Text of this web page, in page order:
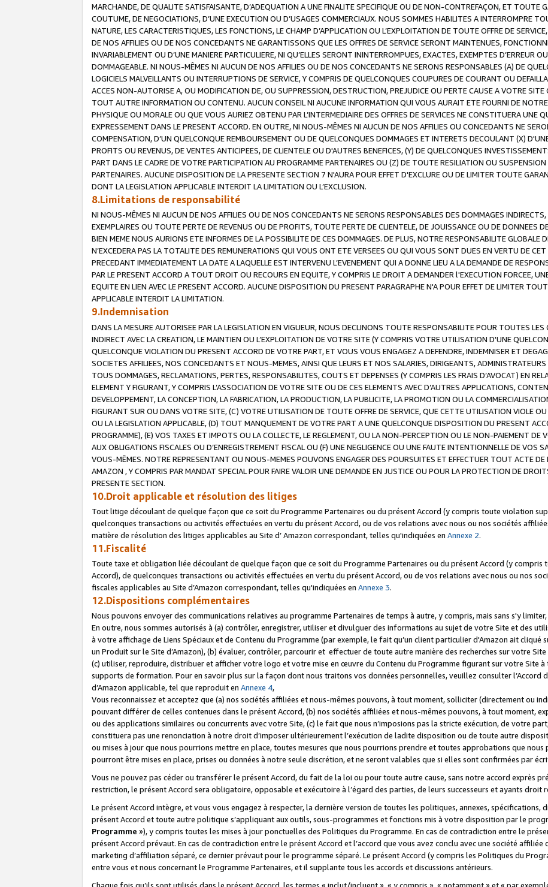
MARCHANDE, DE QUALITE SATISFAISANTE, D’ADEQUATION A UNE FINALITE SPECIFIQUE OU DE NON-CONTREFAÇON, ET TOUTE
COUTUME, DE NEGOCIATIONS, D’UNE EXECUTION OU D’USAGES COMMERCIAUX. NOUS SOMMES HABILITES A INTERROMPRE
NATURE, LES CARACTERISTIQUES, LES FONCTIONS, LE CHAMP D’APPLICATION OU L’EXPLOITATION DE TOUTE OFFRE DE
DE NOS AFFILIES OU DE NOS CONCEDANTS NE GARANTISSONS QUE LES OFFRES DE SERVICE SERONT MAINTENUES,
INVARIABLEMENT OU D’UNE MANIERE PARTICULIERE, NI QU’ELLES SERONT ININTERROMPUES, EXACTES, EXEMPTES D’ERREUR
DOMMAGEABLE. NI NOUS-MÊMES NI AUCUN DE NOS AFFILIES OU DE NOS CONCEDANTS NE SERONS RESPONSABLES (A) DE
LOGICIELS MALVEILLANTS OU INTERRUPTIONS DE SERVICE, Y COMPRIS DE QUELCONQUES COUPURES DE COURANT OU
ACCES NON-AUTORISE A, OU MODIFICATION DE, OU SUPPRESSION, DESTRUCTION, PREJUDICE OU PERTE CAUSE A VOTRE
TOUT AUTRE INFORMATION OU CONTENU. AUCUN CONSEIL NI AUCUNE INFORMATION QUI VOUS AURAIT ETE FOURNI DE
PHYSIQUE OU MORALE OU QUE VOUS AURIEZ OBTENU PAR L’INTERMEDIAIRE DES OFFRES DE SERVICES NE CONSTITUERA UNE
EXPRESSEMENT DANS LE PRESENT ACCORD. EN OUTRE, NI NOUS-MÊMES NI AUCUN DE NOS AFFILIES OU CONCEDANTS NE
COMPENSATION, D’UN QUELCONQUE REMBOURSEMENT OU DE QUELCONQUES DOMMAGES ET INTERETS DECOULANT (X)
PROFITS OU REVENUS, DE VENTES ANTICIPEES, DE CLIENTELE OU D'AUTRES BENEFICES, (Y) DE QUELCONQUES
PART DANS LE CADRE DE VOTRE PARTICIPATION AU PROGRAMME PARTENAIRES OU (Z) DE TOUTE RESILIATION OU
PARTENAIRES. AUCUNE DISPOSITION DE LA PRESENTE SECTION 7 N'AURA POUR EFFET D'EXCLURE OU DE LIMITER TOUTE
DONT LA LEGISLATION APPLICABLE INTERDIT LA LIMITATION OU L’EXCLUSION.
8.Limitations de responsabilité
NI NOUS-MÊMES NI AUCUN DE NOS AFFILIES OU DE NOS CONCEDANTS NE SERONS RESPONSABLES DES DOMMAGES
EXEMPLAIRES OU TOUTE PERTE DE REVENUS OU DE PROFITS, TOUTE PERTE DE CLIENTELE, DE JOUISSANCE OU DE DONNEES
BIEN MEME NOUS AURIONS ETE INFORMES DE LA POSSIBILITE DE CES DOMMAGES. DE PLUS, NOTRE RESPONSABILITE GLOBALE
N’EXCEDERA PAS LA TOTALITE DES REMUNERATIONS QUI VOUS ONT ETE VERSEES OU QUI VOUS SONT DUES EN VERTU DE
PRECEDANT IMMEDIATEMENT LA DATE A LAQUELLE EST INTERVENU L’EVENEMENT QUI A DONNE LIEU A LA DEMANDE DE
PAR LE PRESENT ACCORD A TOUT DROIT OU RECOURS EN EQUITE, Y COMPRIS LE DROIT A DEMANDER l'EXECUTION FORCEE,
EQUITE EN LIEN AVEC LE PRESENT ACCORD. AUCUNE DISPOSITION DU PRESENT PARAGRAPHE N'A POUR EFFET DE LIMITER
APPLICABLE INTERDIT LA LIMITATION.
9.Indemnisation
DANS LA MESURE AUTORISEE PAR LA LEGISLATION EN VIGUEUR, NOUS DECLINONS TOUTE RESPONSABILITE POUR TOUTES
INDIRECT AVEC LA CREATION, LE MAINTIEN OU L’EXPLOITATION DE VOTRE SITE (Y COMPRIS VOTRE UTILISATION D'UNE
QUELCONQUE VIOLATION DU PRESENT ACCORD DE VOTRE PART, ET VOUS VOUS ENGAGEZ A DEFENDRE, INDEMNISER ET
SOCIETES AFFILIEES, NOS CONCEDANTS ET NOUS-MEMES, AINSI QUE LEURS ET NOS SALARIES, DIRIGEANTS,
TOUS DOMMAGES, RECLAMATIONS, PERTES, RESPONSABILITES, COUTS ET DEPENSES (Y COMPRIS LES FRAIS D’AVOCAT) EN
ELEMENT Y FIGURANT, Y COMPRIS L’ASSOCIATION DE VOTRE SITE OU DE CES ELEMENTS AVEC D’AUTRES APPLICATIONS,
DEVELOPPEMENT, LA CONCEPTION, LA FABRICATION, LA PRODUCTION, LA PUBLICITE, LA PROMOTION OU LA
FIGURANT SUR OU DANS VOTRE SITE, (C) VOTRE UTILISATION DE TOUTE OFFRE DE SERVICE, QUE CETTE UTILISATION VIOLE
OU LA LEGISLATION APPLICABLE, (D) TOUT MANQUEMENT DE VOTRE PART A UNE QUELCONQUE DISPOSITION DU PRESENT
PROGRAMME), (E) VOS TAXES ET IMPOTS OU LA COLLECTE, LE REGLEMENT, OU LA NON-PERCEPTION OU LE NON-PAIEMENT DE
AUX OBLIGATIONS FISCALES OU D’ENREGISTREMENT FISCAL OU (F) UNE NEGLIGENCE OU UNE FAUTE INTENTIONNELLE DE VOS
VOUS-MÊMES. NOTRE REPRESENTANT OU NOUS-MEMES POUVONS ENGAGER DES POURSUITES ET EFFECTUER TOUT ACTE
AMAZON , Y COMPRIS PAR MANDAT SPECIAL POUR FAIRE VALOIR UNE DEMANDE EN JUSTICE OU POUR LA PROTECTION DE
PRESENTE SECTION.
10.Droit applicable et résolution des litiges
Tout litige découlant de quelque façon que ce soit du Programme Partenaires ou du présent Accord (y compris toute violation
quelconques transactions ou activités effectuées en vertu du présent Accord, ou de vos relations avec nous ou nos sociétés
matière de résolution des litiges applicables au Site d’ Amazon correspondant, telles qu'indiquées en Annexe 2.
11.Fiscalité
Toute taxe et obligation liée découlant de quelque façon que ce soit du Programme Partenaires ou du présent Accord (y
Accord), de quelconques transactions ou activités effectuées en vertu du présent Accord, ou de vos relations avec nous ou nos
fiscales applicables au Site d’Amazon correspondant, telles qu'indiquées en Annexe 3.
12.Dispositions complémentaires
Nous pouvons envoyer des communications relatives au programme Partenaires de temps à autre, y compris, mais sans s'y
En outre, nous sommes autorisés à (a) contrôler, enregistrer, utiliser et divulguer des informations au sujet de votre Site et des
à votre affichage de Liens Spéciaux et de Contenu du Programme (par exemple, le fait qu’un client particulier d'Amazon ait cliqué
un Produit sur le Site d’Amazon), (b) évaluer, contrôler, parcourir et effectuer de toute autre manière des recherches sur votre
(c) utiliser, reproduire, distribuer et afficher votre logo et votre mise en œuvre du Contenu du Programme figurant sur votre Site à
supports de formation. Pour en savoir plus sur la façon dont nous traitons vos données personnelles, veuillez consulter l’Accord
d’Amazon applicable, tel que reproduit en Annexe 4,
Vous reconnaissez et acceptez que (a) nos sociétés affiliées et nous-mêmes pouvons, à tout moment, solliciter (directement ou
pouvant différer de celles contenues dans le présent Accord, (b) nos sociétés affiliées et nous-mêmes pouvons, à tout moment,
ou des applications similaires ou concurrents avec votre Site, (c) le fait que nous n’imposions pas la stricte exécution, de votre
constituera pas une renonciation à notre droit d’imposer ultérieurement l’exécution de ladite disposition ou de toute autre
ou mises à jour que nous pourrions mettre en place, toutes mesures que nous pourrions prendre et toutes approbations que
pourront être mises en place, prises ou données à notre seule discrétion, et ne seront valables que si elles sont confirmées par
Vous ne pouvez pas céder ou transférer le présent Accord, du fait de la loi ou pour toute autre cause, sans notre accord exprès
restriction, le présent Accord sera obligatoire, opposable et exécutoire à l’égard des parties, de leurs successeurs et ayants droit
Le présent Accord intègre, et vous vous engagez à respecter, la dernière version de toutes les politiques, annexes, spécifications,
présent Accord et toute autre politique s’appliquant aux outils, sous-programmes et fonctions mis à votre disposition par le
Programme »), y compris toutes les mises à jour ponctuelles des Politiques du Programme. En cas de contradiction entre le
présent Accord prévaut. En cas de contradiction entre le présent Accord et l’accord que vous avez conclu avec une société affiliée
marketing d’affiliation séparé, ce dernier prévaut pour le programme séparé. Le présent Accord (y compris les Politiques du
entre vous et nous concernant le Programme Partenaires, et il supplante tous les accords et discussions antérieurs.